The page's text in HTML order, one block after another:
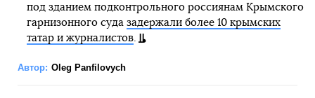
под зданием подконтрольного россиянам Крымского
гарнизонного суда задержали более 10 крымских
татар и журналистов.
Автор: Oleg Panfilovych